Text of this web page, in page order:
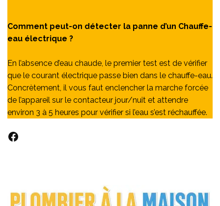
Comment peut-on détecter la panne d’un Chauffe-
eau électrique ?
En l’absence d’eau chaude, le premier test est de vérifier
que le courant électrique passe bien dans le chauffe-eau.
Concrètement, il vous faut enclencher la marche forcée
de l’appareil sur le contacteur jour/nuit et attendre
environ 3 à 5 heures pour vérifier si l’eau s’est réchauffée.
Facebook